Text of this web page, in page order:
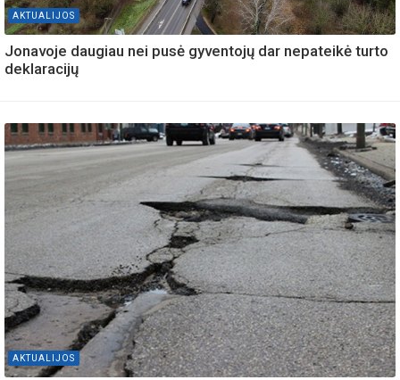
AKTUALIJOS
Jonavoje daugiau nei pusė gyventojų dar nepateikė turto
deklaracijų
AKTUALIJOS